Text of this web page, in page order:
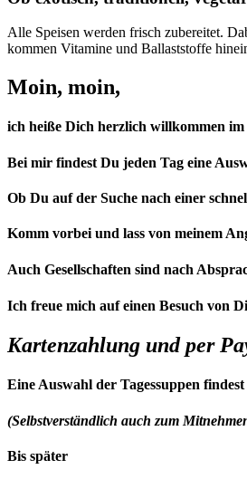
Alle Speisen werden frisch zubereitet.
kommen Vitamine und Ballaststoffe
Moin, moin,
ich heiße Dich herzlich willkommen im
Bei mir findest Du jeden Tag eine
Ob Du auf der Suche nach einer
Komm vorbei und lass von meinem
Auch Gesellschaften sind nach
Ich freue mich auf einen Besuch von
Kartenzahlung und per
Eine Auswahl der Tagessuppen
(Selbstverständlich auch zum
Bis später